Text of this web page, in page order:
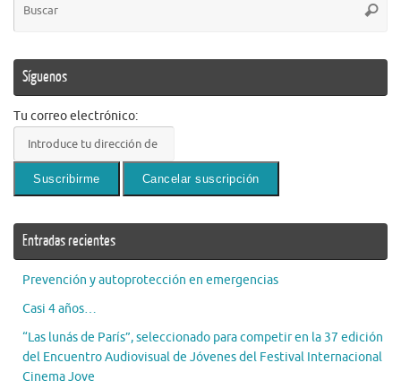
Síguenos
Tu correo electrónico:
Entradas recientes
Prevención y autoprotección en emergencias
Casi 4 años…
“Las lunás de París”, seleccionado para competir en la 37 edición
del Encuentro Audiovisual de Jóvenes del Festival Internacional
Cinema Jove